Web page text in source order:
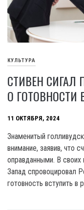
КУЛЬТУРА
СТИВЕН
О ГОТОВНОСТИ
11 ОКТЯБРЯ, 2024
Знаменитый
внимание, заявив, что
оправданными. В своих
Запад спровоцировал
готовность вступить в